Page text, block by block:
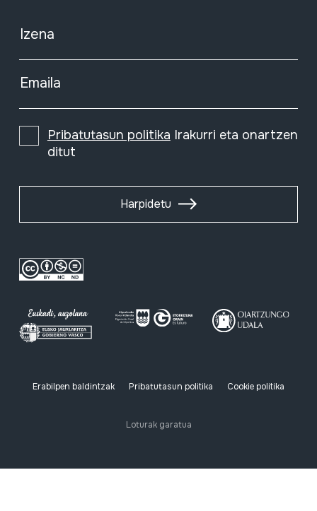
Izena
Emaila
Pribatutasun politika Irakurri eta onartzen
ditut
Harpidetu
Erabilpen baldintzak Pribatutasun politika Cookie politika
Loturak garatua